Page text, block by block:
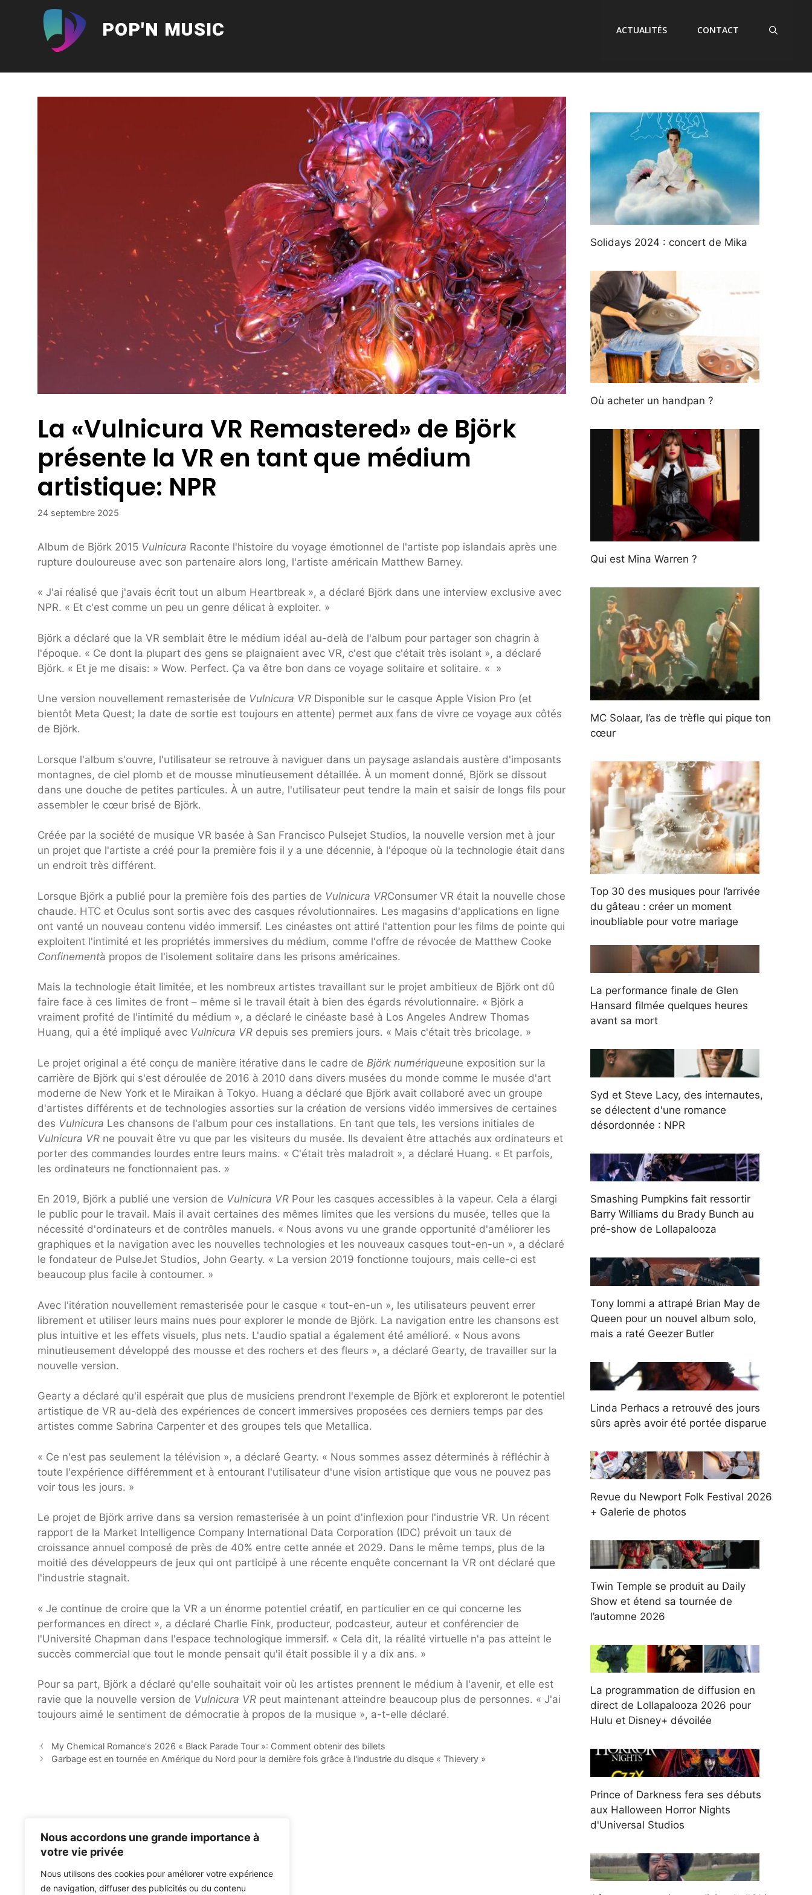
Nous accordons une grande importance à
votre vie privée
Nous utilisons des cookies pour améliorer votre expérience
de navigation, diffuser des publicités ou du contenu
POP'N MUSIC ACTUALITÉS CONTACT
La «Vulnicura VR Remastered» de Björk
présente la VR en tant que médium
artistique: NPR
24 septembre 2025
Album de Björk 2015 Vulnicura Raconte l'histoire du voyage émotionnel de l'artiste pop islandais après une
rupture douloureuse avec son partenaire alors long, l'artiste américain Matthew Barney.
« J'ai réalisé que j'avais écrit tout un album Heartbreak », a déclaré Björk dans une interview exclusive avec
NPR. « Et c'est comme un peu un genre délicat à exploiter. »
Björk a déclaré que la VR semblait être le médium idéal au-delà de l'album pour partager son chagrin à
l'époque. « Ce dont la plupart des gens se plaignaient avec VR, c'est que c'était très isolant », a déclaré
Björk. « Et je me disais: » Wow. Perfect. Ça va être bon dans ce voyage solitaire et solitaire. « »
Une version nouvellement remasterisée de Vulnicura VR Disponible sur le casque Apple Vision Pro (et
bientôt Meta Quest; la date de sortie est toujours en attente) permet aux fans de vivre ce voyage aux côtés
de Björk.
Lorsque l'album s'ouvre, l'utilisateur se retrouve à naviguer dans un paysage aslandais austère d'imposants
montagnes, de ciel plomb et de mousse minutieusement détaillée. À un moment donné, Björk se dissout
dans une douche de petites particules. À un autre, l'utilisateur peut tendre la main et saisir de longs fils pour
assembler le cœur brisé de Björk.
Créée par la société de musique VR basée à San Francisco Pulsejet Studios, la nouvelle version met à jour
un projet que l'artiste a créé pour la première fois il y a une décennie, à l'époque où la technologie était dans
un endroit très différent.
Lorsque Björk a publié pour la première fois des parties de Vulnicura VRConsumer VR était la nouvelle chose
chaude. HTC et Oculus sont sortis avec des casques révolutionnaires. Les magasins d'applications en ligne
ont vanté un nouveau contenu vidéo immersif. Les cinéastes ont attiré l'attention pour les films de pointe qui
exploitent l'intimité et les propriétés immersives du médium, comme l'offre de révocée de Matthew Cooke
Confinementà propos de l'isolement solitaire dans les prisons américaines.
Mais la technologie était limitée, et les nombreux artistes travaillant sur le projet ambitieux de Björk ont ​​dû
faire face à ces limites de front – même si le travail était à bien des égards révolutionnaire. « Björk a
vraiment profité de l'intimité du médium », a déclaré le cinéaste basé à Los Angeles Andrew Thomas
Huang, qui a été impliqué avec Vulnicura VR depuis ses premiers jours. « Mais c'était très bricolage. »
Le projet original a été conçu de manière itérative dans le cadre de Björk numériqueune exposition sur la
carrière de Björk qui s'est déroulée de 2016 à 2010 dans divers musées du monde comme le musée d'art
moderne de New York et le Miraikan à Tokyo. Huang a déclaré que Björk avait collaboré avec un groupe
d'artistes différents et de technologies assorties sur la création de versions vidéo immersives de certaines
des Vulnicura Les chansons de l'album pour ces installations. En tant que tels, les versions initiales de
Vulnicura VR ne pouvait être vu que par les visiteurs du musée. Ils devaient être attachés aux ordinateurs et
porter des commandes lourdes entre leurs mains. « C'était très maladroit », a déclaré Huang. « Et parfois,
les ordinateurs ne fonctionnaient pas. »
En 2019, Björk a publié une version de Vulnicura VR Pour les casques accessibles à la vapeur. Cela a élargi
le public pour le travail. Mais il avait certaines des mêmes limites que les versions du musée, telles que la
nécessité d'ordinateurs et de contrôles manuels. « Nous avons vu une grande opportunité d'améliorer les
graphiques et la navigation avec les nouvelles technologies et les nouveaux casques tout-en-un », a déclaré
le fondateur de PulseJet Studios, John Gearty. « La version 2019 fonctionne toujours, mais celle-ci est
beaucoup plus facile à contourner. »
Avec l'itération nouvellement remasterisée pour le casque « tout-en-un », les utilisateurs peuvent errer
librement et utiliser leurs mains nues pour explorer le monde de Björk. La navigation entre les chansons est
plus intuitive et les effets visuels, plus nets. L'audio spatial a également été amélioré. « Nous avons
minutieusement développé des mousse et des rochers et des fleurs », a déclaré Gearty, de travailler sur la
nouvelle version.
Gearty a déclaré qu'il espérait que plus de musiciens prendront l'exemple de Björk et exploreront le potentiel
artistique de VR au-delà des expériences de concert immersives proposées ces derniers temps par des
artistes comme Sabrina Carpenter et des groupes tels que Metallica.
« Ce n'est pas seulement la télévision », a déclaré Gearty. « Nous sommes assez déterminés à réfléchir à
toute l'expérience différemment et à entourant l'utilisateur d'une vision artistique que vous ne pouvez pas
voir tous les jours. »
Le projet de Björk arrive dans sa version remasterisée à un point d'inflexion pour l'industrie VR. Un récent
rapport de la Market Intelligence Company International Data Corporation (IDC) prévoit un taux de
croissance annuel composé de près de 40% entre cette année et 2029. Dans le même temps, plus de la
moitié des développeurs de jeux qui ont participé à une récente enquête concernant la VR ont déclaré que
l'industrie stagnait.
« Je continue de croire que la VR a un énorme potentiel créatif, en particulier en ce qui concerne les
performances en direct », a déclaré Charlie Fink, producteur, podcasteur, auteur et conférencier de
l'Université Chapman dans l'espace technologique immersif. « Cela dit, la réalité virtuelle n'a pas atteint le
succès commercial que tout le monde pensait qu'il était possible il y a dix ans. »
Pour sa part, Björk a déclaré qu'elle souhaitait voir où les artistes prennent le médium à l'avenir, et elle est
ravie que la nouvelle version de Vulnicura VR peut maintenant atteindre beaucoup plus de personnes. « J'ai
toujours aimé le sentiment de démocratie à propos de la musique », a-t-elle déclaré.
My Chemical Romance's 2026 « Black Parade Tour »: Comment obtenir des billets
Garbage est en tournée en Amérique du Nord pour la dernière fois grâce à l'industrie du disque « Thievery »
Solidays 2024 : concert de Mika
Où acheter un handpan ?
Qui est Mina Warren ?
MC Solaar, l’as de trèfle qui pique ton
cœur
Top 30 des musiques pour l’arrivée
du gâteau : créer un moment
inoubliable pour votre mariage
La performance finale de Glen
Hansard filmée quelques heures
avant sa mort
Syd et Steve Lacy, des internautes,
se délectent d'une romance
désordonnée : NPR
Smashing Pumpkins fait ressortir
Barry Williams du Brady Bunch au
pré-show de Lollapalooza
Tony Iommi a attrapé Brian May de
Queen pour un nouvel album solo,
mais a raté Geezer Butler
Linda Perhacs a retrouvé des jours
sûrs après avoir été portée disparue
Revue du Newport Folk Festival 2026
+ Galerie de photos
Twin Temple se produit au Daily
Show et étend sa tournée de
l’automne 2026
La programmation de diffusion en
direct de Lollapalooza 2026 pour
Hulu et Disney+ dévoilée
Prince of Darkness fera ses débuts
aux Halloween Horror Nights
d'Universal Studios